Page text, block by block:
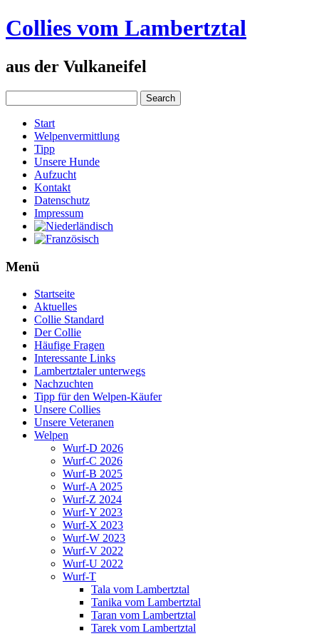
Collies vom Lambertztal
aus der Vulkaneifel
Start
Welpenvermittlung
Tipp
Unsere Hunde
Aufzucht
Kontakt
Datenschutz
Impressum
Menü
Startseite
Aktuelles
Collie Standard
Der Collie
Häufige Fragen
Interessante Links
Lambertztaler unterwegs
Nachzuchten
Tipp für den Welpen-Käufer
Unsere Collies
Unsere Veteranen
Welpen
Wurf-D 2026
Wurf-C 2026
Wurf-B 2025
Wurf-A 2025
Wurf-Z 2024
Wurf-Y 2023
Wurf-X 2023
Wurf-W 2023
Wurf-V 2022
Wurf-U 2022
Wurf-T
Tala vom Lambertztal
Tanika vom Lambertztal
Taran vom Lambertztal
Tarek vom Lambertztal